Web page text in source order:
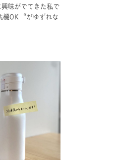
味がでてきた私で
機OK “がゆずれな